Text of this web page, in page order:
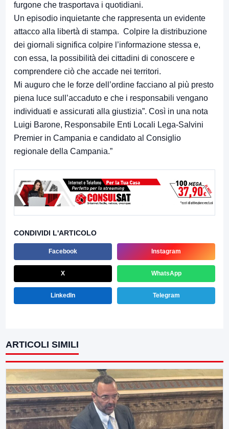
furgone che trasportava i quotidiani.
Un episodio inquietante che rappresenta un evidente
attacco alla libertà di stampa. Colpire la distribuzione
dei giornali significa colpire l’informazione stessa e,
con essa, la possibilità dei cittadini di conoscere e
comprendere ciò che accade nei territori.
Mi auguro che le forze dell’ordine facciano al più presto
piena luce sull’accaduto e che i responsabili vengano
individuati e assicurati alla giustizia”. Così in una nota
Luigi Barone, Responsabile Enti Locali Lega-Salvini
Premier in Campania e candidato al Consiglio
regionale della Campania.”
CONDIVIDI L'ARTICOLO
Facebook Instagram
X WhatsApp
LinkedIn Telegram
ARTICOLI SIMILI